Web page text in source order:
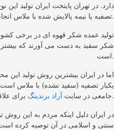
دارد. در تهران پایتخت ایران تولید
تصفیه یا نیمه پالایش شده با ملاس انجام می گیرد.
تولید عمده شکر قهوه ای در برخی
شکر سفید به دست می آورند که بیشتر
است.
اما در ایران بیشترین روش تولید
یکبار تصفیه (سفید نشده) با ملاس
جامعی در سایت آراد برندینگ برای علاقه مندان فراهم و آماده شده است.
در ایران دلیل اینکه مردم به این روش
سنتی و اسلامی در آن توصیه کرده